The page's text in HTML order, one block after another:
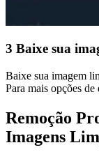
3 Baixe sua
Baixe sua imagem
Para mais opções
Remoção
Imagens